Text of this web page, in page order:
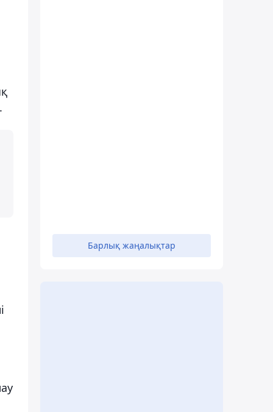
Барлық жаңалықтар